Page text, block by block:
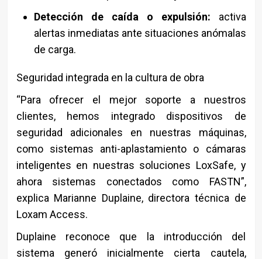
Detección de caída o expulsión: activa
alertas inmediatas ante situaciones anómalas
de carga.
Seguridad integrada en la cultura de obra
“Para ofrecer el mejor soporte a nuestros
clientes, hemos integrado dispositivos de
seguridad adicionales en nuestras máquinas,
como sistemas anti-aplastamiento o cámaras
inteligentes en nuestras soluciones LoxSafe, y
ahora sistemas conectados como FASTN”,
explica Marianne Duplaine, directora técnica de
Loxam Access.
Duplaine reconoce que la introducción del
sistema generó inicialmente cierta cautela,